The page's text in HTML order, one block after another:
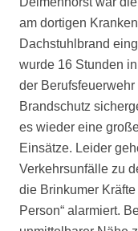
am dortigen
Dachstuhlbrand
wurde 16 Stunden
der
Brandschutz
es wieder eine
Einsätze. Leider
Verkehrsunfälle zu
die Brinkumer
Person“ alarmiert.